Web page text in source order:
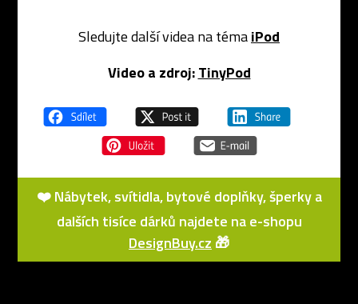
Sledujte další videa na témaiPod
Video a zdroj: TinyPod
❤️ Nábytek, svítidla, bytové doplňky, šperky a
dalších tisíce dárků najdete na e-shopu
DesignBuy.cz 🎁